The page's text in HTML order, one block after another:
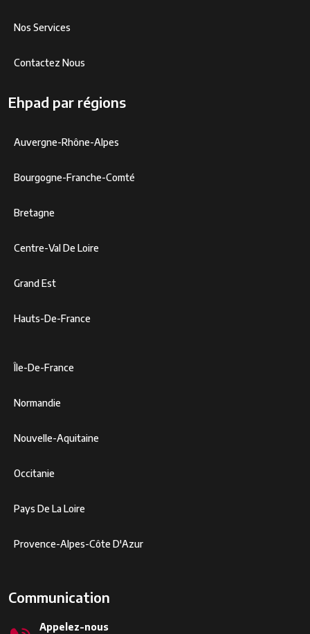
Nos Services
Contactez Nous
Ehpad par régions
Auvergne-Rhône-Alpes
Bourgogne-Franche-Comté
Bretagne
Centre-Val De Loire
Grand Est
Hauts-De-France
Île-De-France
Normandie
Nouvelle-Aquitaine
Occitanie
Pays De La Loire
Provence-Alpes-Côte D'Azur
Communication
Appelez-nous